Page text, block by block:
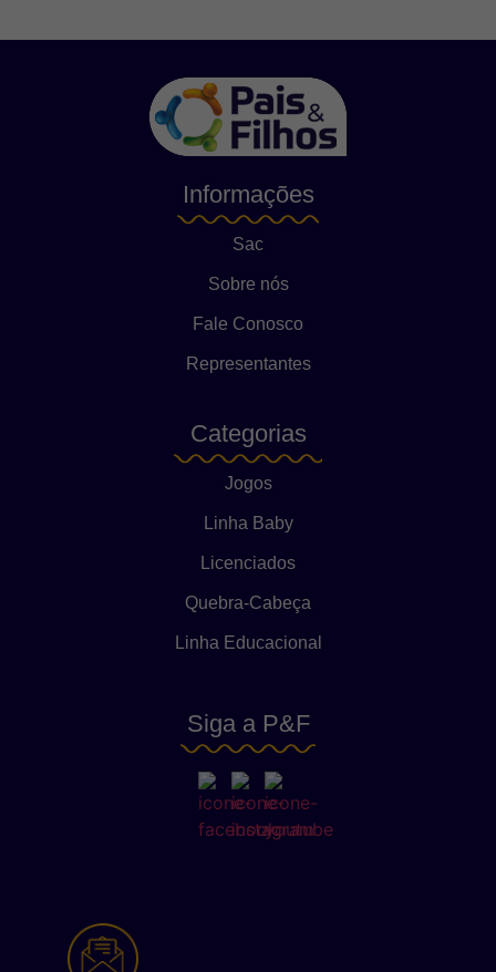
Informações
Sac
Sobre nós
Fale Conosco
Representantes
Categorias
Jogos
Linha Baby
Licenciados
Quebra-Cabeça
Linha Educacional
Siga a P&F